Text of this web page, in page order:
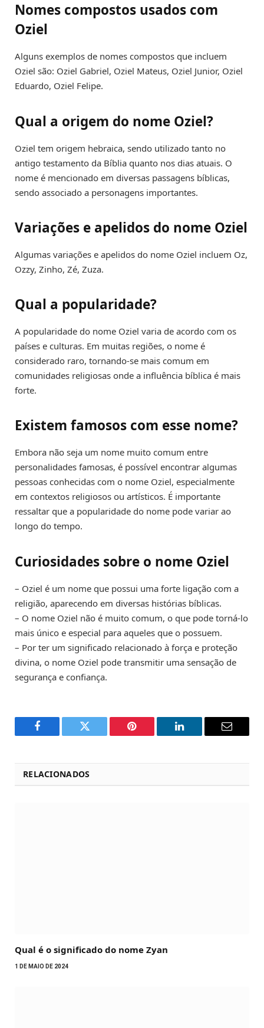
Nomes compostos usados com
Oziel
Alguns exemplos de nomes compostos que incluem
Oziel são: Oziel Gabriel, Oziel Mateus, Oziel Junior, Oziel
Eduardo, Oziel Felipe.
Qual a origem do nome Oziel?
Oziel tem origem hebraica, sendo utilizado tanto no
antigo testamento da Bíblia quanto nos dias atuais. O
nome é mencionado em diversas passagens bíblicas,
sendo associado a personagens importantes.
Variações e apelidos do nome Oziel
Algumas variações e apelidos do nome Oziel incluem Oz,
Ozzy, Zinho, Zé, Zuza.
Qual a popularidade?
A popularidade do nome Oziel varia de acordo com os
países e culturas. Em muitas regiões, o nome é
considerado raro, tornando-se mais comum em
comunidades religiosas onde a influência bíblica é mais
forte.
Existem famosos com esse nome?
Embora não seja um nome muito comum entre
personalidades famosas, é possível encontrar algumas
pessoas conhecidas com o nome Oziel, especialmente
em contextos religiosos ou artísticos. É importante
ressaltar que a popularidade do nome pode variar ao
longo do tempo.
Curiosidades sobre o nome Oziel
– Oziel é um nome que possui uma forte ligação com a
religião, aparecendo em diversas histórias bíblicas.
– O nome Oziel não é muito comum, o que pode torná-lo
mais único e especial para aqueles que o possuem.
– Por ter um significado relacionado à força e proteção
divina, o nome Oziel pode transmitir uma sensação de
segurança e confiança.
Facebook Twitter Pinterest LinkedIn Email
RELACIONADOS
Qual é o significado do nome Zyan
1 DE MAIO DE 2024